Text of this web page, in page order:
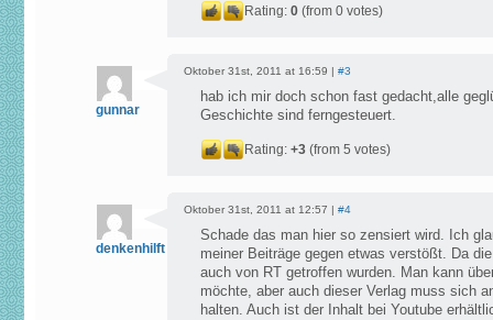
Rating: 0 (from 0 votes)
gunnar
Oktober 31st, 2011 at 16:59 | #3
hab ich mir doch schon fast gedacht,alle
Geschichte sind ferngesteuert.
Rating: +3 (from 5 votes)
denkenhilft
Oktober 31st, 2011 at 12:57 | #4
Schade das man hier so zensiert wird. Ich
meiner Beiträge gegen etwas verstößt. Da
auch von RT getroffen wurden. Man kann
möchte, aber auch dieser Verlag muss sich
halten. Auch ist der Inhalt bei Youtube